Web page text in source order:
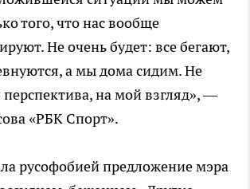
того, что нас вообще
Не очень будет: все бегают,
а мы дома сидим. Не
на мой взгляд», —
«РБК Спорт».
русофобией предложение мэра